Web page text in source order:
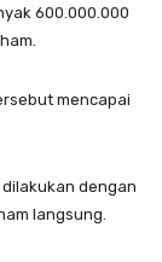
600.000.000
mencapai
dengan
langsung.